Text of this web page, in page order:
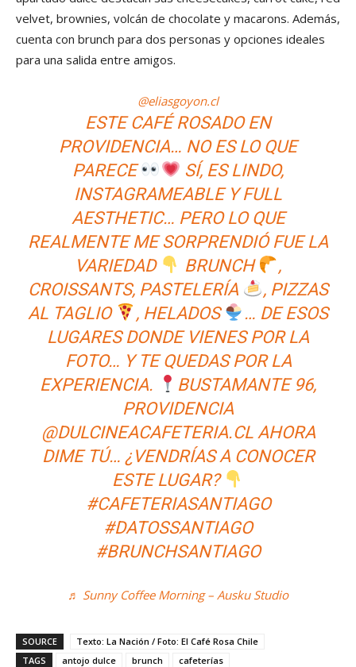
velvet, brownies, volcán de chocolate y macarons. Además,
cuenta con brunch para dos personas y opciones ideales
para una salida entre amigos.
@eliasgoyon.cl
ESTE CAFÉ ROSADO EN
PROVIDENCIA… NO ES LO QUE
PARECE
SÍ, ES LINDO,
INSTAGRAMEABLE Y FULL
AESTHETIC… PERO LO QUE
REALMENTE ME SORPRENDIÓ FUE LA
VARIEDAD
BRUNCH
,
CROISSANTS, PASTELERÍA
, PIZZAS
AL TAGLIO
, HELADOS
… DE ESOS
LUGARES DONDE VIENES POR LA
FOTO… Y TE QUEDAS POR LA
EXPERIENCIA.
BUSTAMANTE 96,
PROVIDENCIA
@DULCINEACAFETERIA.CL AHORA
DIME TÚ… ¿VENDRÍAS A CONOCER
ESTE LUGAR?
#CAFETERIASANTIAGO
#DATOSSANTIAGO
#BRUNCHSANTIAGO
♬ Sunny Coffee Morning – Ausku Studio
SOURCE
Texto: La Nación / Foto: El Café Rosa Chile
TAGS
antojo dulce brunch
cafeterías